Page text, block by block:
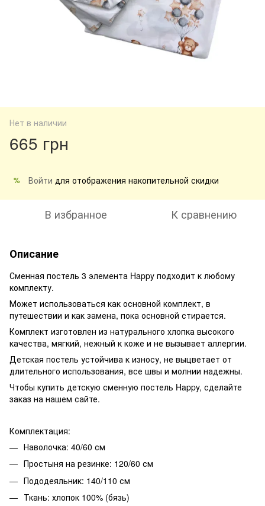
Нет в наличии
665 грн
% Войти для отображения накопительной скидки
В избранное К сравнению
Описание
Сменная постель 3 элемента Happy подходит к любому
комплекту.
Может использоваться как основной комплект, в
путешествии и как замена, пока основной стирается.
Комплект изготовлен из натурального хлопка высокого
качества, мягкий, нежный к коже и не вызывает аллергии.
Детская постель устойчива к износу, не выцветает от
длительного использования, все швы и молнии надежны.
Чтобы купить детскую сменную постель Happy, сделайте
заказ на нашем сайте.
Комплектация:
Наволочка: 40/60 см
Простыня на резинке: 120/60 см
Пододеяльник: 140/110 см
Ткань: хлопок 100% (бязь)